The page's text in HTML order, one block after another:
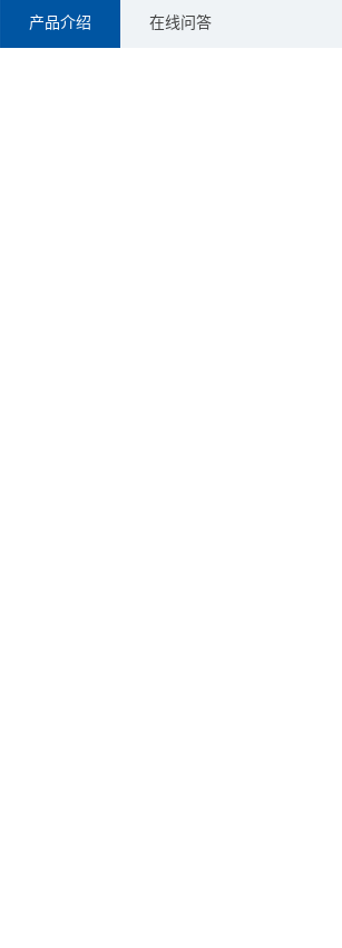
产品介绍 在线问答